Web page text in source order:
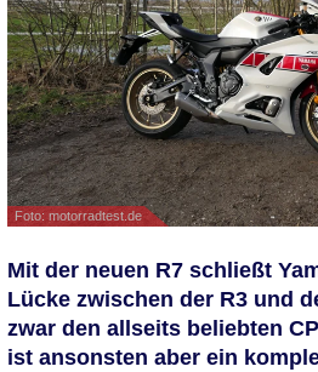
Foto: motorradtest.de
Mit der neuen R7 schließt
Lücke zwischen der R3 und
zwar den allseits beliebten
ist ansonsten aber ein